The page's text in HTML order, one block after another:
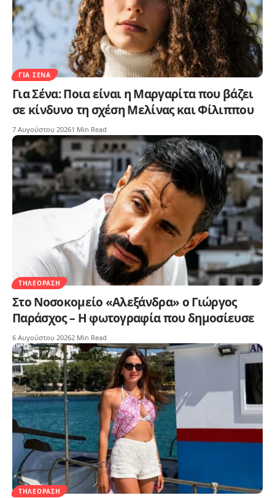
ΓΙΑ ΣΈΝΑ
Για Σένα: Ποια είναι η Μαργαρίτα που βάζει
σε κίνδυνο τη σχέση Μελίνας και Φίλιππου
7 Αυγούστου 20261 Min Read
ΤΗΛΕΌΡΑΣΗ
Στο Νοσοκομείο «Αλεξάνδρα» ο Γιώργος
Παράσχος – Η φωτογραφία που δημοσίευσε
6 Αυγούστου 20262 Min Read
ΤΗΛΕΌΡΑΣΗ